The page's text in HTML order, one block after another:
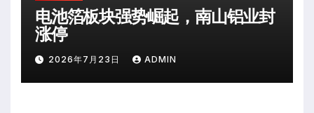
电池箔板块强势崛起，南山铝业封
涨停
2026年7月23日 ADMIN